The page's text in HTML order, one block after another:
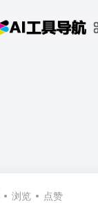
浏览 点赞